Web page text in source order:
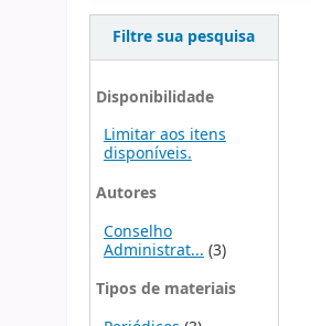
Filtre sua pesquisa
Disponibilidade
Limitar aos itens
disponíveis.
Autores
Conselho
Administrat... (3)
Tipos de materiais